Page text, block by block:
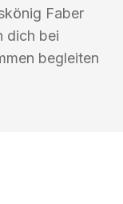
Faber
dich bei
begleiten